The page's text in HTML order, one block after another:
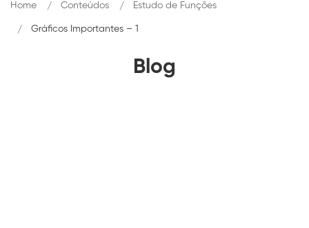
Blog
Home Conteúdos Estudo de Funções
Gráficos Importantes – 1